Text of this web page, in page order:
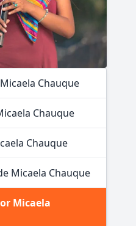
Chauque
Chauque
Chauque
Micaela Chauque
Micaela